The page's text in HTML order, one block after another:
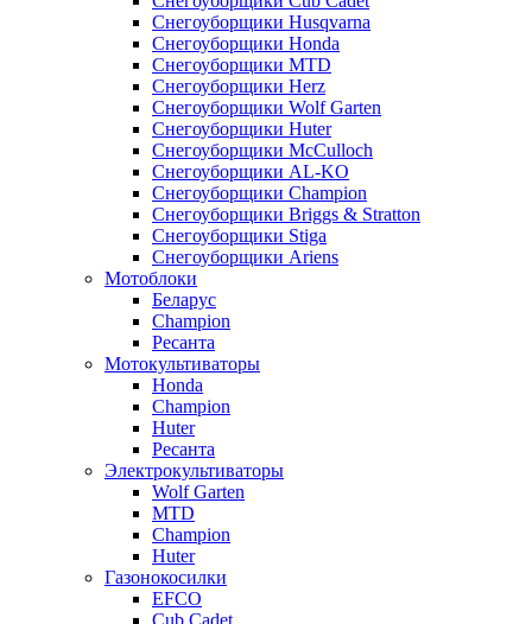
Снегоуборщики Husqvarna
Снегоуборщики Honda
Снегоуборщики MTD
Снегоуборщики Herz
Снегоуборщики Wolf Garten
Снегоуборщики Huter
Снегоуборщики McCulloch
Снегоуборщики AL-KO
Снегоуборщики Champion
Снегоуборщики Briggs & Stratton
Снегоуборщики Stiga
Снегоуборщики Ariens
Мотоблоки
Беларус
Champion
Ресанта
Мотокультиваторы
Honda
Champion
Huter
Ресанта
Электрокультиваторы
Wolf Garten
MTD
Champion
Huter
Газонокосилки
EFCO
Cub Cadet